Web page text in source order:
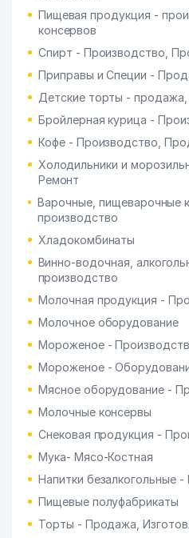
Пищевая продукция -
консервов
Спирт - Производство,
Приправы и Специи -
Детские торты - продажа,
Бройлерная курица -
Кофе - Производство,
Холодильники и
Ремонт
Варочные, пищеварочные
производство
Хладокомбинаты
Винно-водочная,
производство
Молочная продукция -
Молочное оборудование
Мороженое -
Мороженое -
Мясное оборудование -
Молочные консервы
Снековая продукция -
Мука- Мясо-Костная
Напитки безалкогольные
Пищевые полуфабрикаты
Торты - Продажа,